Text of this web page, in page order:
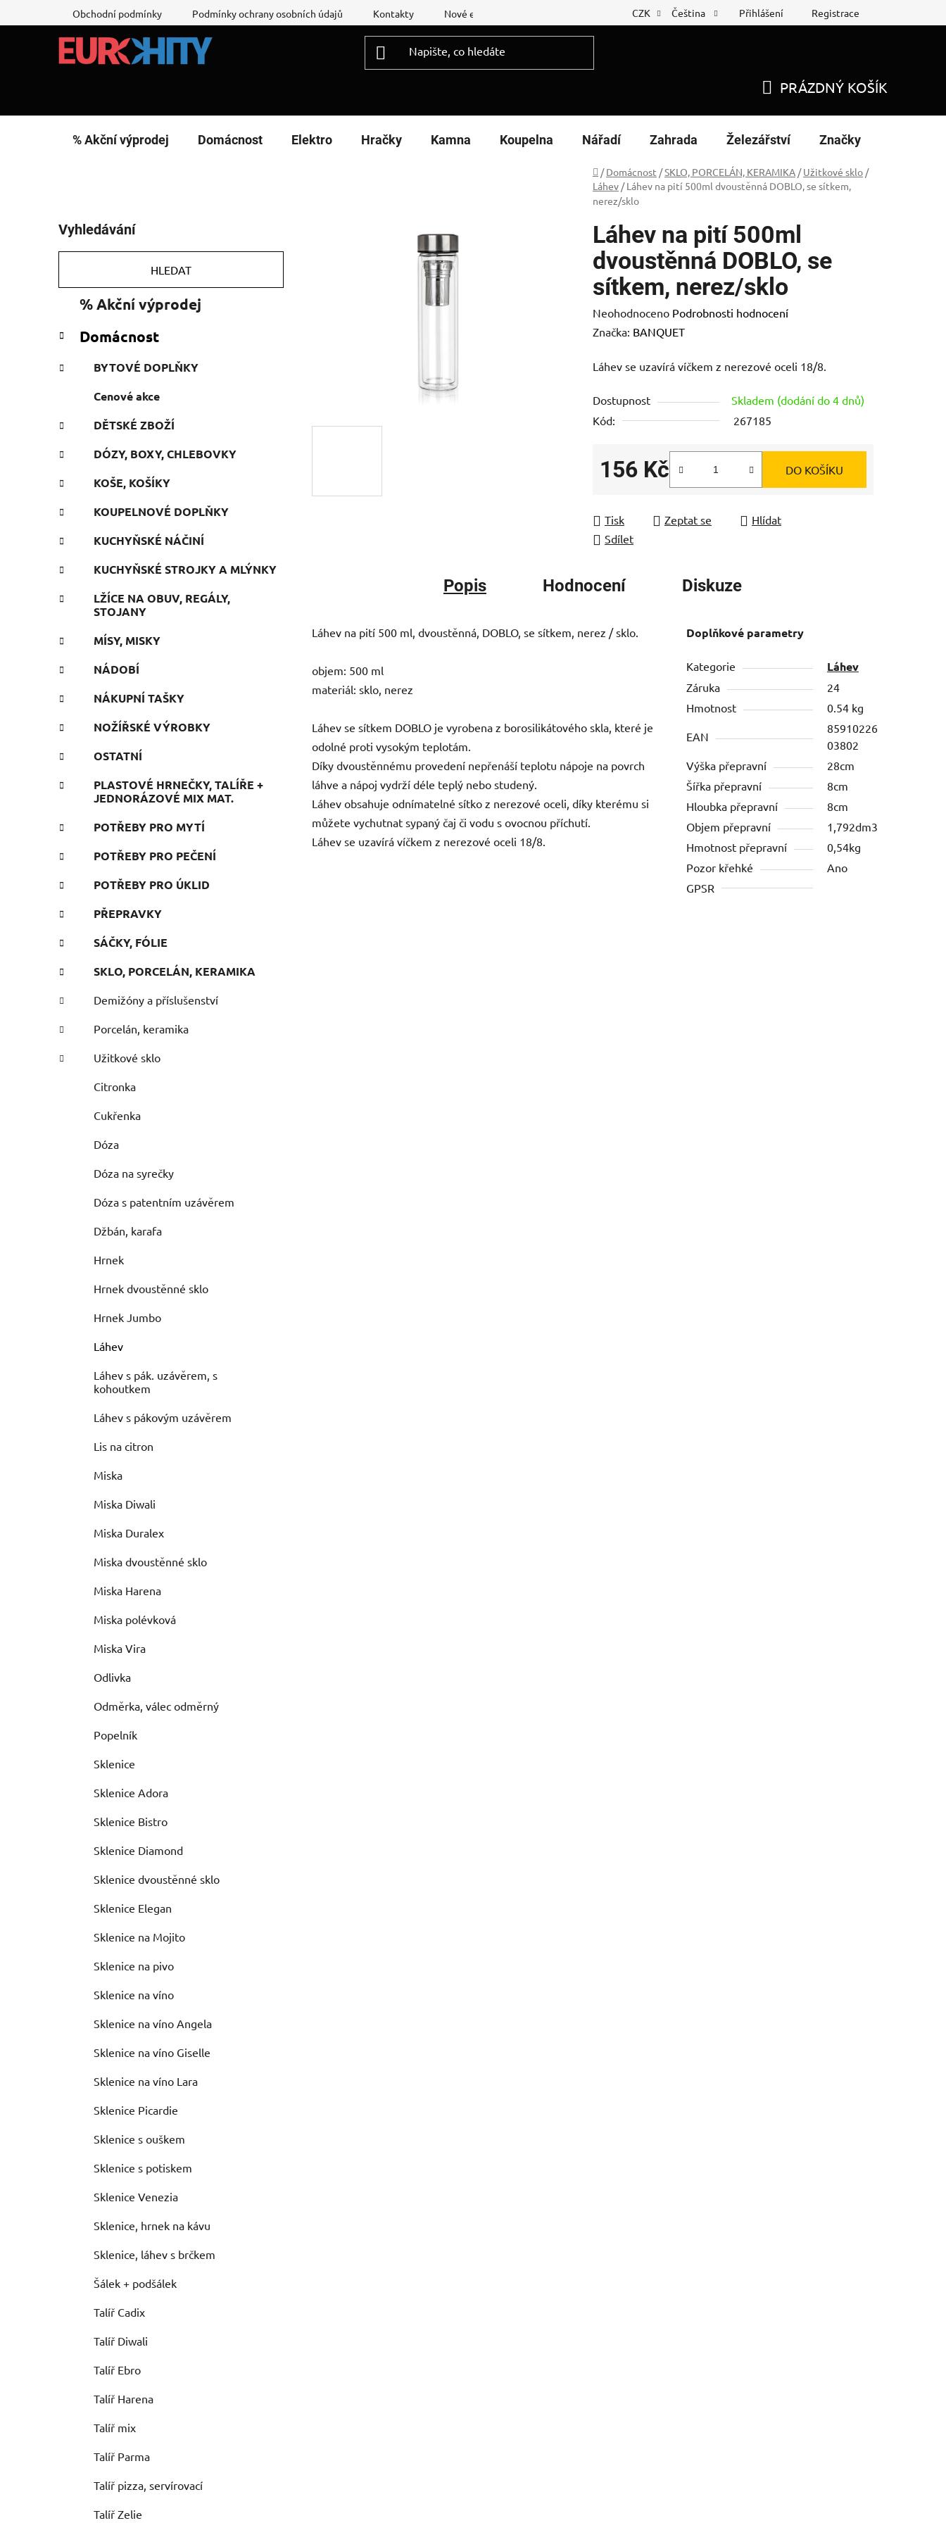
na
Obchodní podmínky Podmínky ochrany osobních údajů Kontakty Nové energetické štítky Reklamační list Nákup na splátky
CZK Čeština Přihlášení Registrace
KOŠÍK
PRÁZDNÝ KOŠÍK
% Akční výprodej Domácnost Elektro Hračky Kamna Koupelna Nářadí Zahrada Železářství Značky
Domů
/ Domácnost /SKLO, PORCELÁN, KERAMIKA / Užitkové sklo /
Láhev / Láhev na pití 500ml dvoustěnná DOBLO, se sítkem,
nerez/sklo
o
s
r
n
í
n
e
l
Vyhledávání
HLEDAT
kategorie
e
o
e
% Akční výprodej
Domácnost
BYTOVÉ DOPLŇKY
Cenové akce
DĚTSKÉ ZBOŽÍ
DÓZY, BOXY, CHLEBOVKY
KOŠE, KOŠÍKY
KOUPELNOVÉ DOPLŇKY
KUCHYŇSKÉ NÁČINÍ
KUCHYŇSKÉ STROJKY A MLÝNKY
LŽÍCE NA OBUV, REGÁLY,
STOJANY
MÍSY, MISKY
NÁDOBÍ
NÁKUPNÍ TAŠKY
NOŽÍŘSKÉ VÝROBKY
OSTATNÍ
PLASTOVÉ HRNEČKY, TALÍŘE +
JEDNORÁZOVÉ MIX MAT.
POTŘEBY PRO MYTÍ
POTŘEBY PRO PEČENÍ
POTŘEBY PRO ÚKLID
PŘEPRAVKY
SÁČKY, FÓLIE
SKLO, PORCELÁN, KERAMIKA
Demižóny a příslušenství
Porcelán, keramika
Užitkové sklo
Citronka
Cukřenka
Dóza
Dóza na syrečky
Dóza s patentním uzávěrem
Džbán, karafa
Hrnek
Hrnek dvoustěnné sklo
Hrnek Jumbo
Láhev
Láhev s pák. uzávěrem, s
kohoutkem
Láhev s pákovým uzávěrem
Lis na citron
Miska
Miska Diwali
Miska Duralex
Miska dvoustěnné sklo
Miska Harena
Miska polévková
Miska Vira
Odlivka
Odměrka, válec odměrný
Popelník
Sklenice
Sklenice Adora
Sklenice Bistro
Sklenice Diamond
Sklenice dvoustěnné sklo
Sklenice Elegan
Sklenice na Mojito
Sklenice na pivo
Sklenice na víno
Sklenice na víno Angela
Sklenice na víno Giselle
Sklenice na víno Lara
Sklenice Picardie
Sklenice s ouškem
Sklenice s potiskem
Sklenice Venezia
Sklenice, hrnek na kávu
Sklenice, láhev s brčkem
Šálek + podšálek
Talíř Cadix
Talíř Diwali
Talíř Ebro
Talíř Harena
Talíř mix
Talíř Parma
Talíř pizza, servírovací
Talíř Zelie
Láhev na pití 500ml
dvoustěnná DOBLO, se
sítkem, nerez/sklo
Průměrné
hodnocení
je
z
5
Neohodnoceno Podrobnosti hodnocení
Značka: BANQUET
Láhev se uzavírá víčkem z nerezové oceli 18/8.
Dostupnost
Skladem (dodání do 4 dnů)
Kód:
267185
156 Kč DO KOŠÍKU
Tisk Zeptat se
Hlídat
Sdílet
Popis Hodnocení Diskuze
Láhev na pití 500 ml, dvoustěnná, DOBLO, se sítkem, nerez / sklo.
objem: 500 ml
materiál: sklo, nerez
Láhev se sítkem DOBLO je vyrobena z borosilikátového skla, které je
odolné proti vysokým teplotám.
Díky dvoustěnnému provedení nepřenáší teplotu nápoje na povrch
láhve a nápoj vydrží déle teplý nebo studený.
Láhev obsahuje odnímatelné sítko z nerezové oceli, díky kterému si
můžete vychutnat sypaný čaj či vodu s ovocnou příchutí.
Láhev se uzavírá víčkem z nerezové oceli 18/8.
Doplňkové parametry
Kategorie Láhev
Záruka
24
Hmotnost
0.54 kg
EAN
85910226
03802
Výška přepravní
28cm
Šířka přepravní
8cm
Hloubka přepravní
8cm
Objem přepravní
1,792dm3
Hmotnost přepravní
0,54kg
Pozor křehké
Ano
GPSR